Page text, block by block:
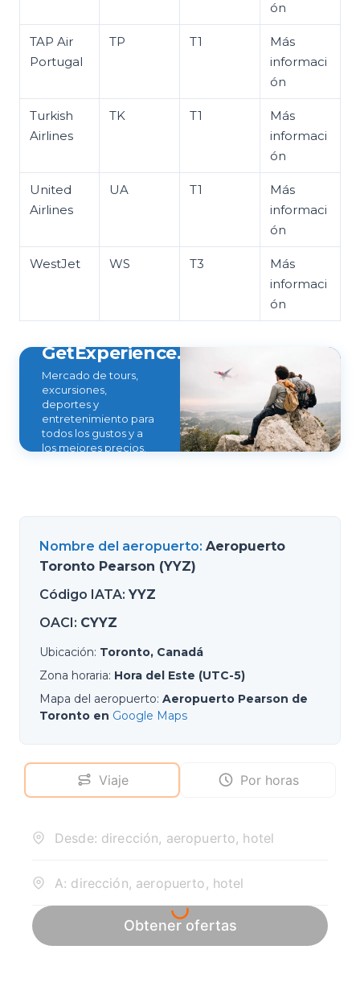
ón
TAP Air
Portugal
TP T1
Más
informaci
ón
Turkish
Airlines
TK T1
Más
informaci
ón
United
Airlines
UA T1
Más
informaci
ón
WestJet WS T3
Más
informaci
ón
GetExperience.com
Mercado de tours,
excursiones,
deportes y
entretenimiento para
todos los gustos y a
los mejores precios.
Nombre del aeropuerto: Aeropuerto
Toronto Pearson (YYZ)
Código IATA: YYZ
OACI: CYYZ
Ubicación: Toronto, Canadá
Zona horaria: Hora del Este (UTC-5)
Mapa del aeropuerto: Aeropuerto Pearson de
Toronto en Google Maps